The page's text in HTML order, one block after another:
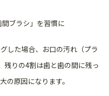
ブラシ」を習慣に
した場合、お口の汚れ（プラ
残りの4割は歯と歯の間に残っ
の原因になります。